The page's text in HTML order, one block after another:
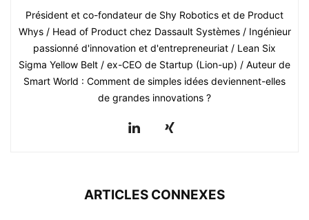
Président et co-fondateur de Shy Robotics et de Product
Whys / Head of Product chez Dassault Systèmes / Ingénieur
passionné d'innovation et d'entrepreneuriat / Lean Six
Sigma Yellow Belt / ex-CEO de Startup (Lion-up) / Auteur de
Smart World : Comment de simples idées deviennent-elles
de grandes innovations ?
ARTICLES CONNEXES